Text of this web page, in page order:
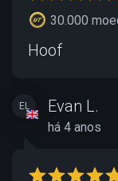
30.000
Hoof
EL Evan L.
há 4 anos